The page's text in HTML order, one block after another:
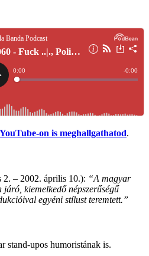
on is meghallgathatod.
2. – 2002. április 10.): “A magyar
kiemelkedő népszerűségű
egyéni stílust teremtett.”
stand-upos humoristának is.